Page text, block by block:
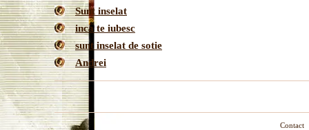
Sunt inselat
inca te iubesc
sunt inselat de sotie
Andrei
Contact